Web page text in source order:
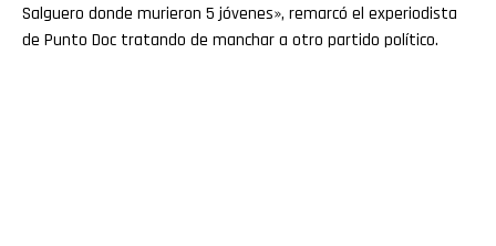
Salguero donde murieron 5 jóvenes», remarcó el experiodista
de Punto Doc tratando de manchar a otro partido político.